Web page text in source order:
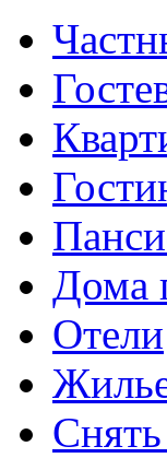
Дома
Отели